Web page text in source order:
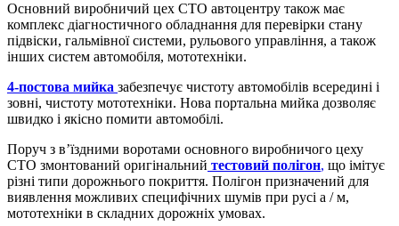
Основний виробничий цех СТО автоцентру також має
комплекс діагностичного обладнання для перевірки стану
підвіски, гальмівної системи, рульового управління, а також
інших систем автомобіля, мототехніки.
4-постова мийка забезпечує чистоту автомобілів всередині і
зовні, чистоту мототехніки. Нова портальна мийка дозволяє
швидко і якісно помити автомобілі.
Поруч з в’їздними воротами основного виробничого цеху
СТО змонтований оригінальний тестовий полігон, що імітує
різні типи дорожнього покриття. Полігон призначений для
виявлення можливих специфічних шумів при русі а / м,
мототехніки в складних дорожніх умовах.